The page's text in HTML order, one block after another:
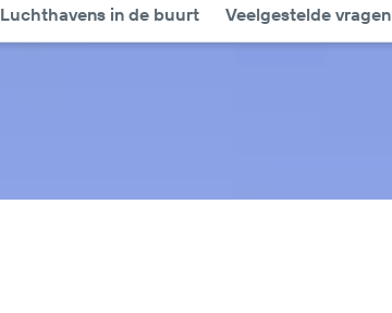
Luchthavens in de buurt Veelgestelde vragen